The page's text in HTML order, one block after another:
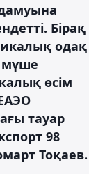
Бірақ
одақ
мүше
өсім
тауар
98
Тоқаев.